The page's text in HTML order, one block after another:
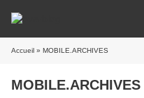
Accueil » MOBILE.ARCHIVES
MOBILE.ARCHIVES